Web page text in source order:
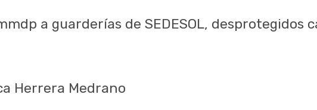
a guarderías de SEDESOL, desprotegidos
Herrera Medrano